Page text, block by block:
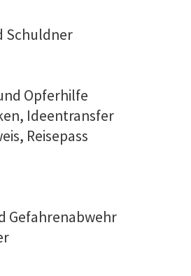
Schuldner
Opferhilfe
Ideentransfer
Reisepass
Gefahrenabwehr